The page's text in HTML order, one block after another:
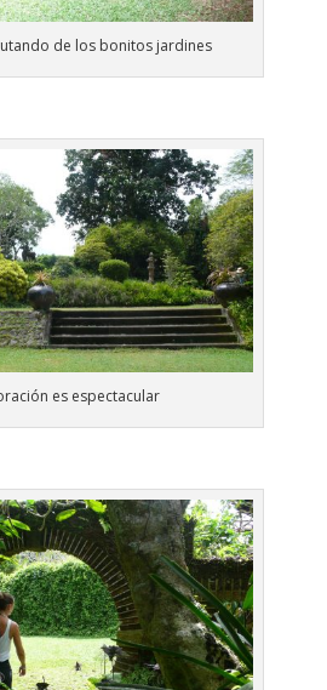
de los bonitos jardines
es espectacular